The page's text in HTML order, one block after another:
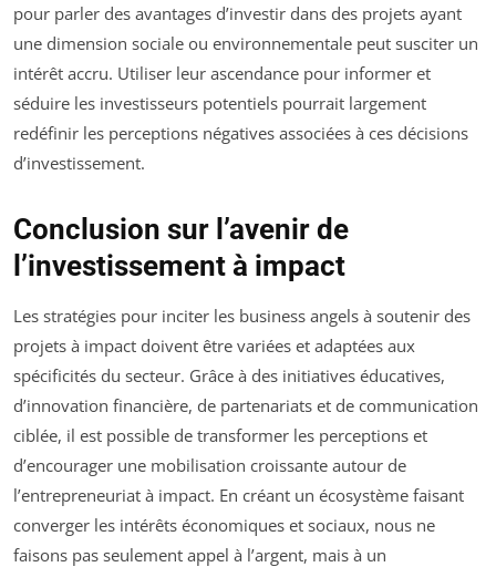
pour parler des avantages d’investir dans des projets ayant
une dimension sociale ou environnementale peut susciter un
intérêt accru. Utiliser leur ascendance pour informer et
séduire les investisseurs potentiels pourrait largement
redéfinir les perceptions négatives associées à ces décisions
d’investissement.
Conclusion sur l’avenir de
l’investissement à impact
Les stratégies pour inciter les business angels à soutenir des
projets à impact doivent être variées et adaptées aux
spécificités du secteur. Grâce à des initiatives éducatives,
d’innovation financière, de partenariats et de communication
ciblée, il est possible de transformer les perceptions et
d’encourager une mobilisation croissante autour de
l’entrepreneuriat à impact. En créant un écosystème faisant
converger les intérêts économiques et sociaux, nous ne
faisons pas seulement appel à l’argent, mais à un